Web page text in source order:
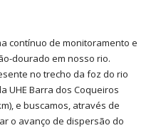
contínuo de monitoramento e
dourado em nosso rio.
no trecho da foz do rio
UHE Barra dos Coqueiros
e buscamos, através de
o avanço de dispersão do